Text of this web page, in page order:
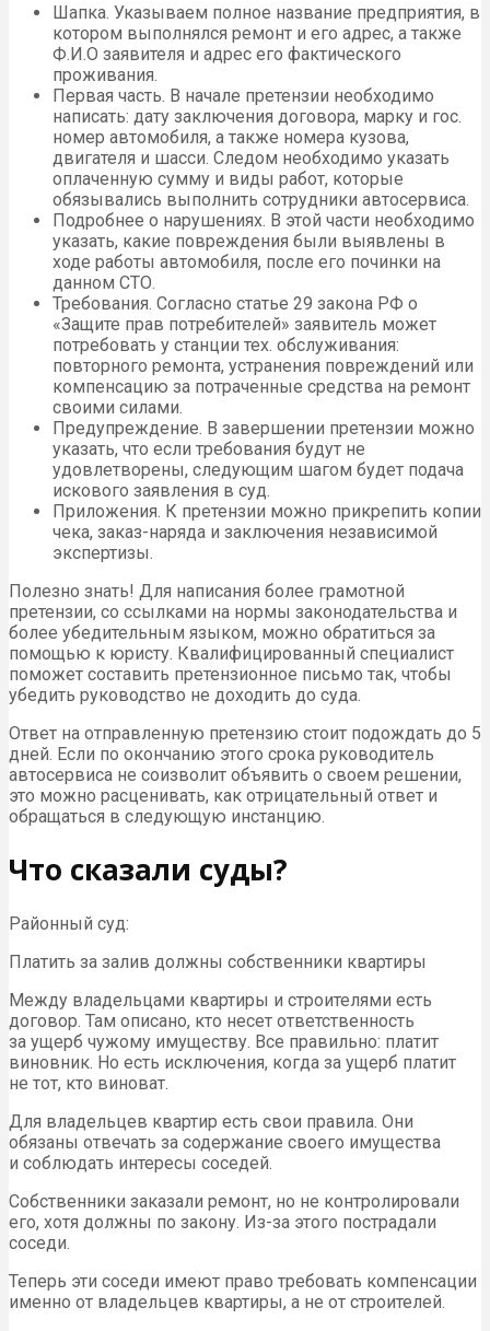
Шапка. Указываем полное название предприятия, в
котором выполнялся ремонт и его адрес, а также
Ф.И.О заявителя и адрес его фактического
проживания.
Первая часть. В начале претензии необходимо
написать: дату заключения договора, марку и гос.
номер автомобиля, а также номера кузова,
двигателя и шасси. Следом необходимо указать
оплаченную сумму и виды работ, которые
обязывались выполнить сотрудники автосервиса.
Подробнее о нарушениях. В этой части необходимо
указать, какие повреждения были выявлены в
ходе работы автомобиля, после его починки на
данном СТО.
Требования. Согласно статье 29 закона РФ о
«Защите прав потребителей» заявитель может
потребовать у станции тех. обслуживания:
повторного ремонта, устранения повреждений или
компенсацию за потраченные средства на ремонт
своими силами.
Предупреждение. В завершении претензии можно
указать, что если требования будут не
удовлетворены, следующим шагом будет подача
искового заявления в суд.
Приложения. К претензии можно прикрепить копии
чека, заказ-наряда и заключения независимой
экспертизы.
Полезно знать! Для написания более грамотной
претензии, со ссылками на нормы законодательства и
более убедительным языком, можно обратиться за
помощью к юристу. Квалифицированный специалист
поможет составить претензионное письмо так, чтобы
убедить руководство не доходить до суда.
Ответ на отправленную претензию стоит подождать до 5
дней. Если по окончанию этого срока руководитель
автосервиса не соизволит объявить о своем решении,
это можно расценивать, как отрицательный ответ и
обращаться в следующую инстанцию.
Что сказали суды?
Районный суд:
Платить за залив должны собственники квартиры
Между владельцами квартиры и строителями есть
договор. Там описано, кто несет ответственность
за ущерб чужому имуществу. Все правильно: платит
виновник. Но есть исключения, когда за ущерб платит
не тот, кто виноват.
Для владельцев квартир есть свои правила. Они
обязаны отвечать за содержание своего имущества
и соблюдать интересы соседей.
Собственники заказали ремонт, но не контролировали
его, хотя должны по закону. Из-за этого пострадали
соседи.
Теперь эти соседи имеют право требовать компенсации
именно от владельцев квартиры, а не от строителей.